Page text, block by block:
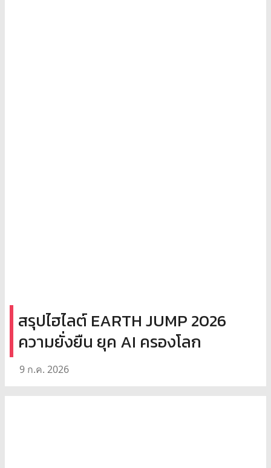
สรุปไฮไลต์ EARTH JUMP 2026
ความยั่งยืน ยุค AI ครองโลก
9 ก.ค. 2026